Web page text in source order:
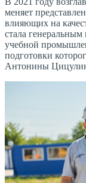
меняет
влияющих на
стала
учебной
подготовки
Антонины